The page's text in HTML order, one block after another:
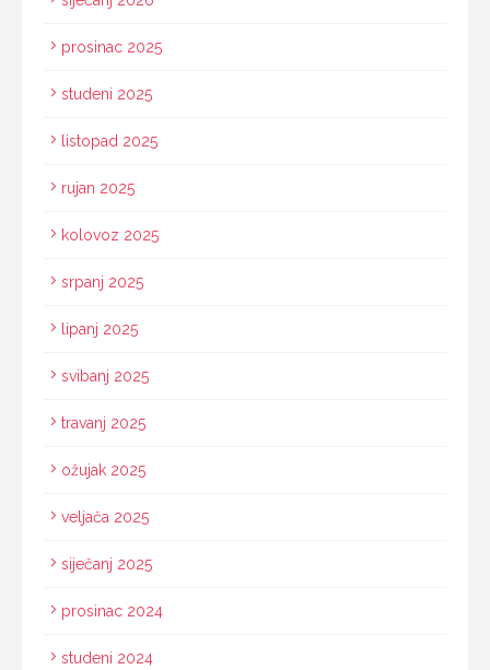
prosinac 2025
studeni 2025
listopad 2025
rujan 2025
kolovoz 2025
srpanj 2025
lipanj 2025
svibanj 2025
travanj 2025
ožujak 2025
veljača 2025
siječanj 2025
prosinac 2024
studeni 2024